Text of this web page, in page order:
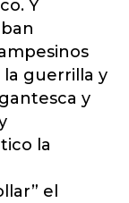
Y
la guerrilla y
y
la
el